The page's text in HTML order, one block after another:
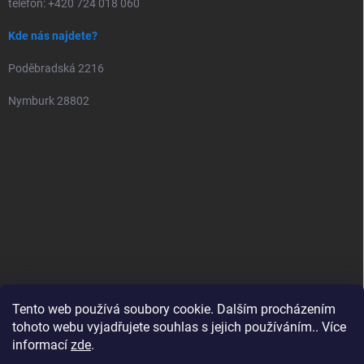
Tento web používá soubory cookie. Dalším procházením
tohoto webu vyjadřujete souhlas s jejich používáním.. Více
informací zde.
telefon: +420 724 018 060
Kde nás najdete?
Poděbradská 2216
Nymburk 28802